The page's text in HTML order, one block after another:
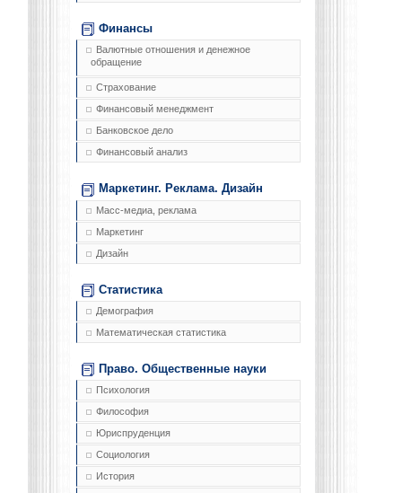
Финансы
Валютные отношения и денежное
обращение
Страхование
Финансовый менеджмент
Банковское дело
Финансовый анализ
Маркетинг. Реклама. Дизайн
Масс-медиа, реклама
Маркетинг
Дизайн
Статистика
Демография
Математическая статистика
Право. Общественные науки
Психология
Философия
Юриспруденция
Социология
История